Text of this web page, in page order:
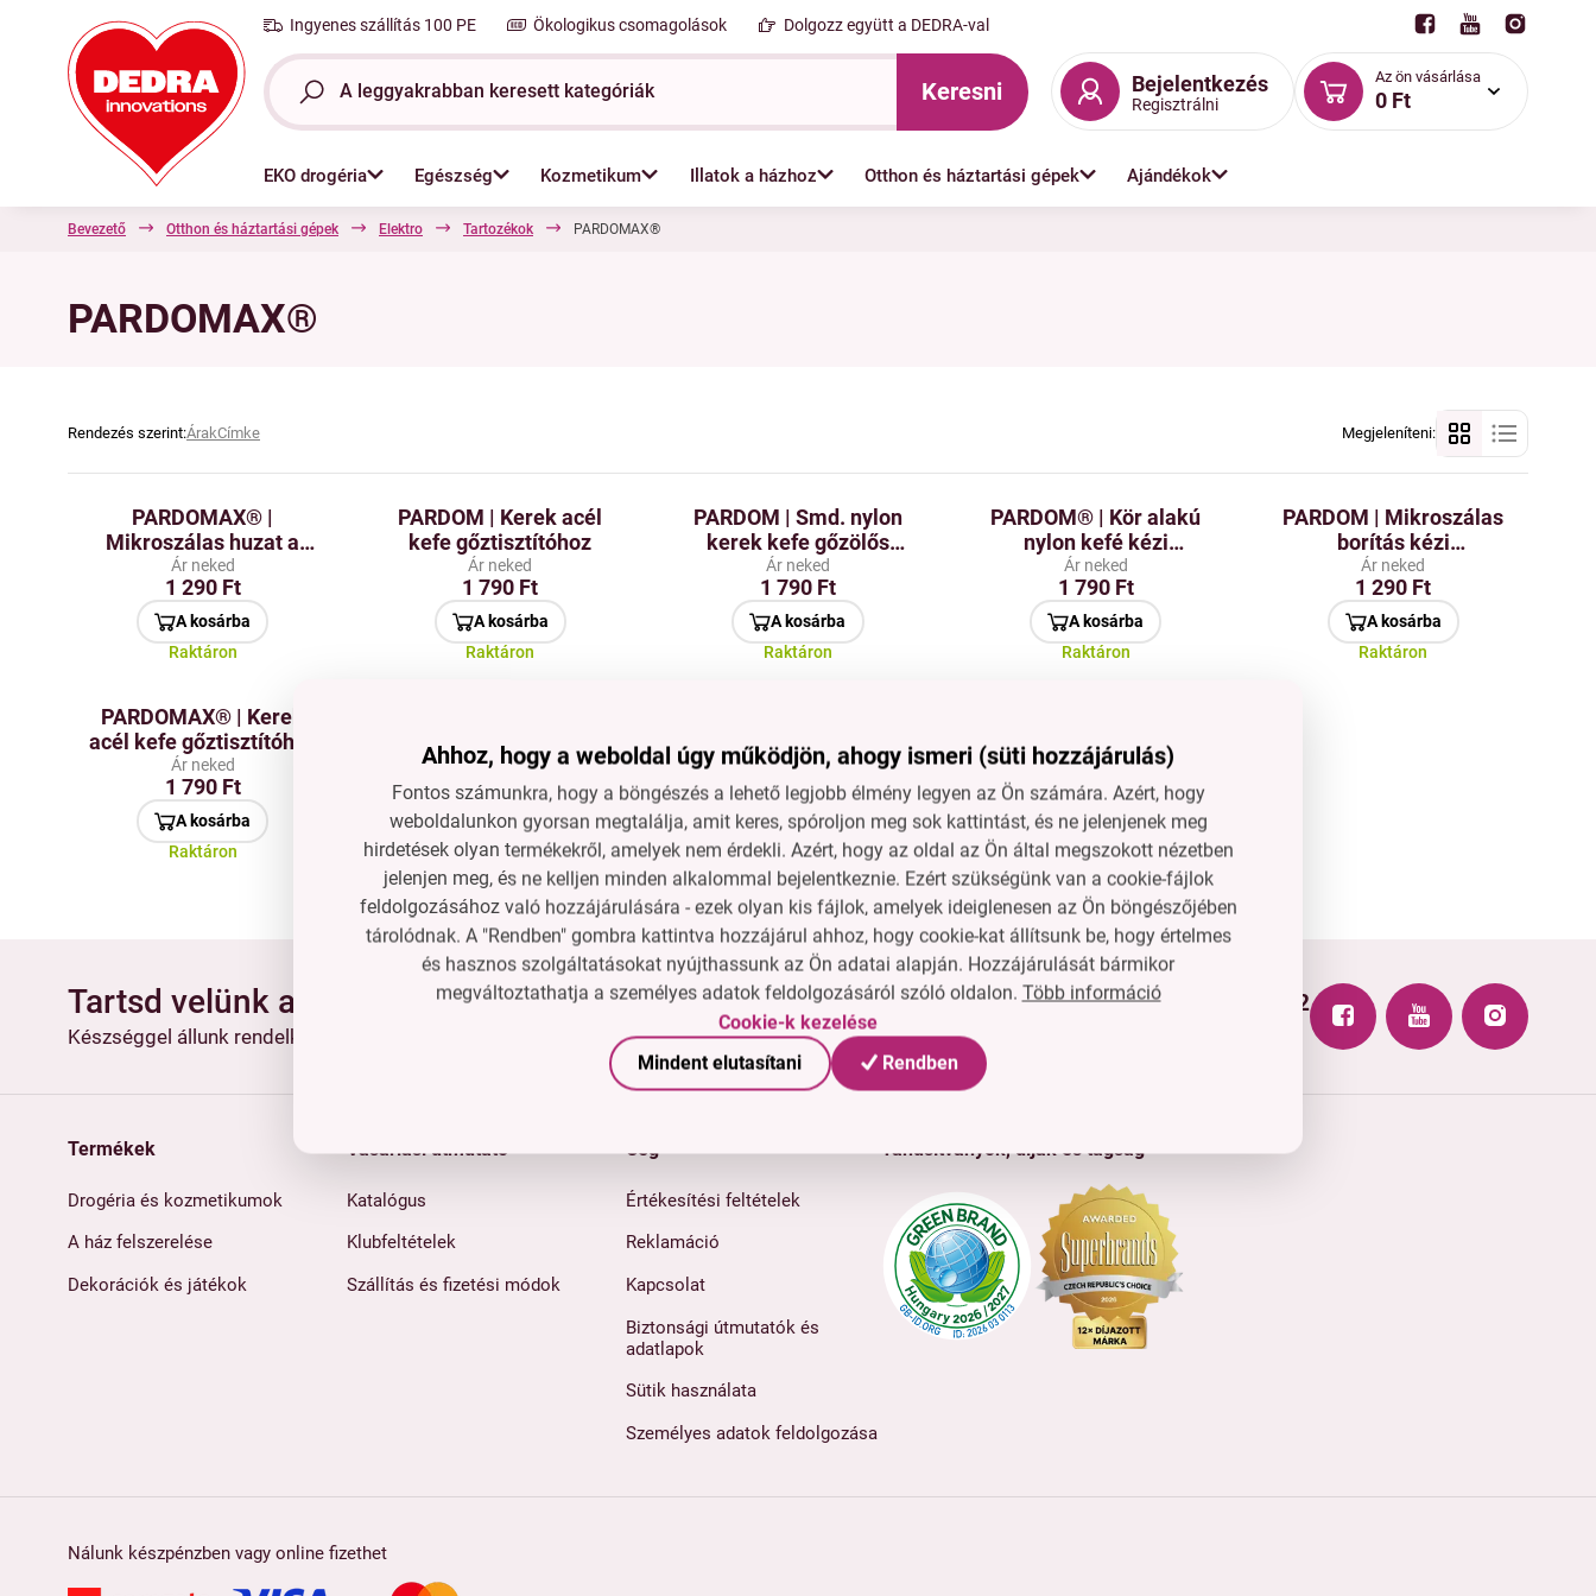
Ingyenes szállítás 100 PE Ökologikus csomagolások Dolgozz együtt a DEDRA-val
Keresni Bejelentkezés
Regisztrálni
Az ön vásárlása
0 Ft
EKO drogéria Egészség Kozmetikum Illatok a házhoz Otthon és háztartási gépek Ajándékok
Bevezető Otthon és háztartási gépek Elektro Tartozékok PARDOMAX®
PARDOMAX®
Rendezés szerint:ÁrakCímke Megjeleníteni:
PARDOMAX® |
Mikroszálas huzat a
gőztisztítóhoz
Ár neked
1 290 Ft
A kosárba
Raktáron
PARDOM | Kerek acél
kefe gőztisztítóhoz
Ár neked
1 790 Ft
A kosárba
Raktáron
PARDOM | Smd. nylon
kerek kefe gőzölős
tisztítóhoz
Ár neked
1 790 Ft
A kosárba
Raktáron
PARDOM® | Kör alakú
nylon kefé kézi
gőztisztítóhoz
Ár neked
1 790 Ft
A kosárba
Raktáron
PARDOM | Mikroszálas
borítás kézi
gőztisztítóhoz
Ár neked
1 290 Ft
A kosárba
Raktáron
PARDOMAX® | Kerek
acél kefe gőztisztítóhoz
Ár neked
1 790 Ft
A kosárba
Raktáron
nylon kefe
gőztisztítóhoz
Ár neked
1 790 Ft
A kosárba
Raktáron
acélkefe kézi
gőztisztítóhoz
Ár neked
1 790 Ft
A kosárba
Raktáron
Tartsd velünk a kapcsolatot
Készséggel állunk rendelkezésedre, ha segítségre van szükséged.
rendeles@dedraclub.hu +3614451772
Termékek
Drogéria és kozmetikumok
A ház felszerelése
Dekorációk és játékok
Vásárlási útmutató
Katalógus
Klubfeltételek
Szállítás és fizetési módok
Cég
Értékesítési feltételek
Reklamáció
Kapcsolat
Biztonsági útmutatók és
adatlapok
Sütik használata
Személyes adatok feldolgozása
Tanúsítványok, díjak és tagság
Nálunk készpénzben vagy online fizethet
Ahhoz, hogy a weboldal úgy működjön, ahogy ismeri (süti hozzájárulás)
Fontos számunkra, hogy a böngészés a lehető legjobb élmény legyen az Ön számára. Azért, hogy
weboldalunkon gyorsan megtalálja, amit keres, spóroljon meg sok kattintást, és ne jelenjenek meg
hirdetések olyan termékekről, amelyek nem érdekli. Azért, hogy az oldal az Ön által megszokott nézetben
jelenjen meg, és ne kelljen minden alkalommal bejelentkeznie. Ezért szükségünk van a cookie-fájlok
feldolgozásához való hozzájárulására - ezek olyan kis fájlok, amelyek ideiglenesen az Ön böngészőjében
tárolódnak. A "Rendben" gombra kattintva hozzájárul ahhoz, hogy cookie-kat állítsunk be, hogy értelmes
és hasznos szolgáltatásokat nyújthassunk az Ön adatai alapján. Hozzájárulását bármikor
megváltoztathatja a személyes adatok feldolgozásáról szóló oldalon. Több információ
Cookie-k kezelése
Mindent elutasítani Rendben